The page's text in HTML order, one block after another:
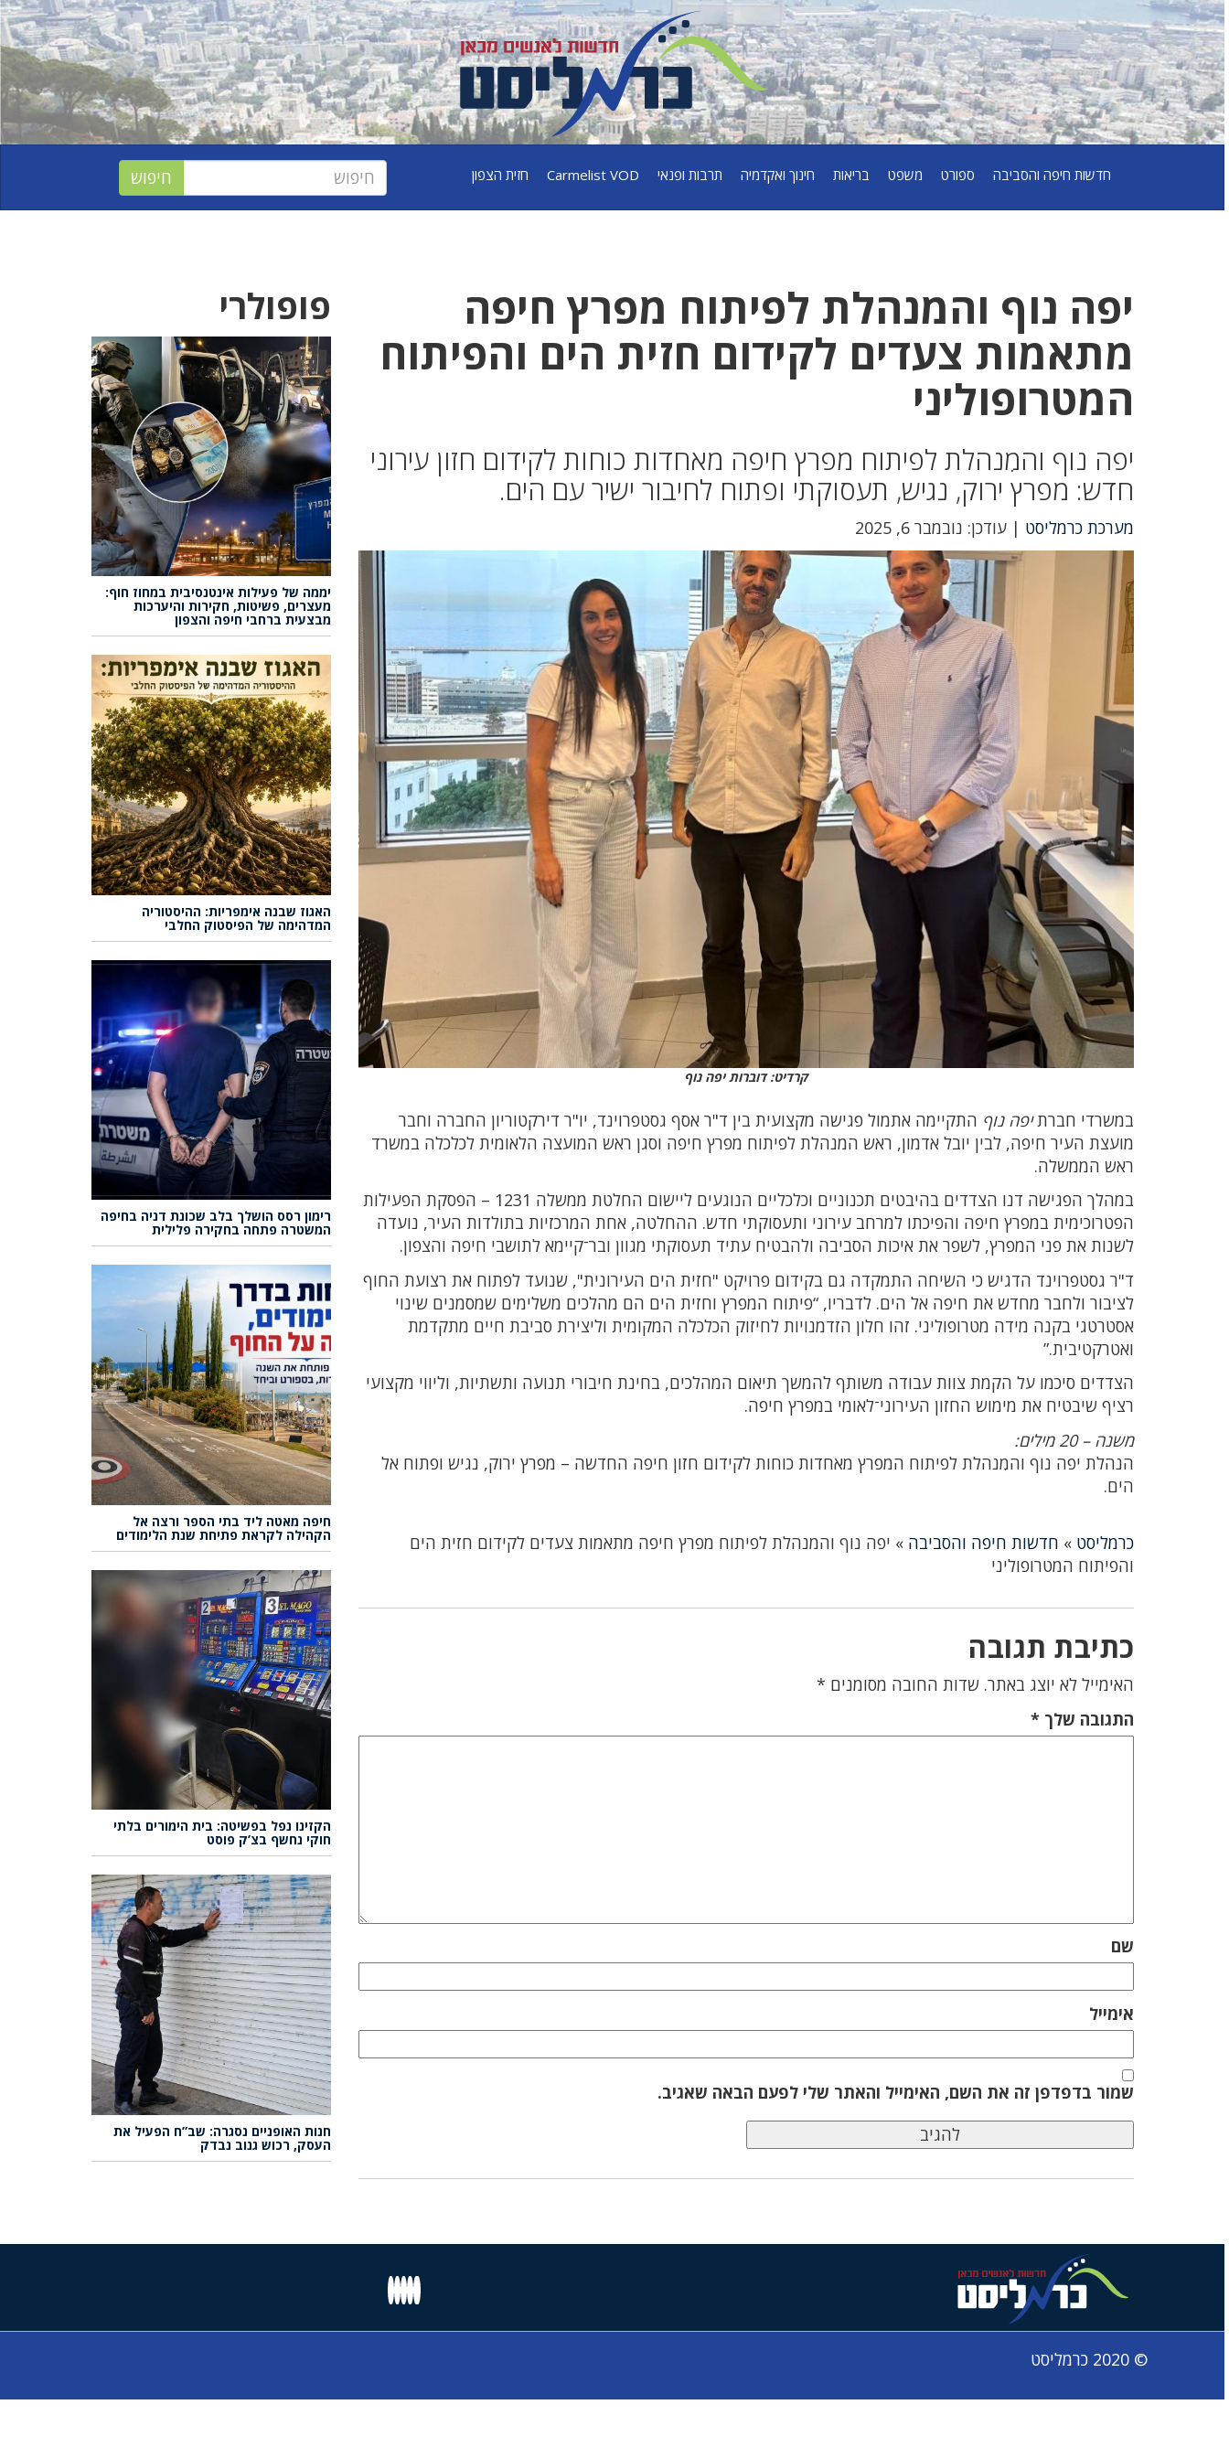
חדשות חיפה והסביבה ספורט משפט בריאות חינוך ואקדמיה תרבות ופנאי Carmelist VOD חזית הצפון
יפה נוף והמנהלת לפיתוח מפרץ חיפה
מתאמות צעדים לקידום חזית הים והפיתוח
המטרופוליני
יפה נוף והמִנהלת לפיתוח מפרץ חיפה מאחדות כוחות לקידום חזון עירוני
חדש: מפרץ ירוק, נגיש, תעסוקתי ופתוח לחיבור ישיר עם הים.
מערכת כרמליסט | עודכן: נובמבר 6, 2025
קרדיט: דוברות יפה נוף
במשרדי חברתיפה נוף התקיימה אתמול פגישה מקצועית בין ד"ר אסף גסטפרוינד, יו"ר דירקטוריון החברה וחבר
מועצת העיר חיפה, לבין יובל אדמון, ראש המנהלת לפיתוח מפרץ חיפה וסגן ראש המועצה הלאומית לכלכלה במשרד
ראש הממשלה.
במהלך הפגישה דנו הצדדים בהיבטים תכנוניים וכלכליים הנוגעים ליישום החלטת ממשלה 1231 – הפסקת הפעילות
הפטרוכימית במפרץ חיפה והפיכתו למרחב עירוני ותעסוקתי חדש. ההחלטה, אחת המרכזיות בתולדות העיר, נועדה
לשנות את פני המפרץ, לשפר את איכות הסביבה ולהבטיח עתיד תעסוקתי מגוון ובר־קיימא לתושבי חיפה והצפון.
ד"ר גסטפרוינד הדגיש כי השיחה התמקדה גם בקידום פרויקט "חזית הים העירונית", שנועד לפתוח את רצועת החוף
לציבור ולחבר מחדש את חיפה אל הים. לדבריו, “פיתוח המפרץ וחזית הים הם מהלכים משלימים שמסמנים שינוי
אסטרטגי בקנה מידה מטרופוליני. זהו חלון הזדמנויות לחיזוק הכלכלה המקומית וליצירת סביבת חיים מתקדמת
ואטרקטיבית.”
הצדדים סיכמו על הקמת צוות עבודה משותף להמשך תיאום המהלכים, בחינת חיבורי תנועה ותשתיות, וליווי מקצועי
רציף שיבטיח את מימוש החזון העירוני־לאומי במפרץ חיפה.
משנה – 20 מילים:
הנהלת יפה נוף והמִנהלת לפיתוח המפרץ מאחדות כוחות לקידום חזון חיפה החדשה – מפרץ ירוק, נגיש ופתוח אל
הים.
כרמליסט » חדשות חיפה והסביבה » יפה נוף והמנהלת לפיתוח מפרץ חיפה מתאמות צעדים לקידום חזית הים
והפיתוח המטרופוליני
כתיבת תגובה
האימייל לא יוצג באתר. שדות החובה מסומנים *
התגובה שלך*
שם
אימייל
שמור בדפדפן זה את השם, האימייל והאתר שלי לפעם הבאה שאגיב.
פופולרי
יממה של פעילות אינטנסיבית במחוז חוף:
מעצרים, פשיטות, חקירות והיערכות
מבצעית ברחבי חיפה והצפון
האגוז שבנה אימפריות: ההיסטוריה
המדהימה של הפיסטוק החלבי
רימון רסס הושלך בלב שכונת דניה בחיפה
המשטרה פתחה בחקירה פלילית
חיפה מאטה ליד בתי הספר ורצה אל
הקהילה לקראת פתיחת שנת הלימודים
הקזינו נפל בפשיטה: בית הימורים בלתי
חוקי נחשף בצ’ק פוסט
חנות האופניים נסגרה: שב”ח הפעיל את
העסק, רכוש גנוב נבדק
© 2020 כרמליסט